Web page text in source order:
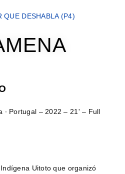
QUE DESHABLA (P4)
∙ Portugal – 2022 – 21' – Full
Uitoto que organizó